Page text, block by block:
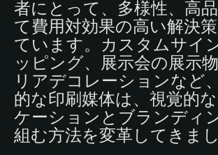
者にとって、多様性、高
て費用対効果の高い解決
ています。カスタムサイ
ッピング、展示会の展示
リアデコレーションなど
的な印刷媒体は、視覚的
ケーションとブランディ
組む方法を変革してきまし